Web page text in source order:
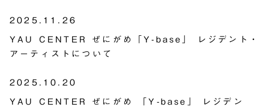
2025.11.26
YAU CENTER ぜにがめ「Y-base」 レジデント・
アーティストについて
2025.10.20
YAU CENTER ぜにがめ 「Y-base」 レジデン